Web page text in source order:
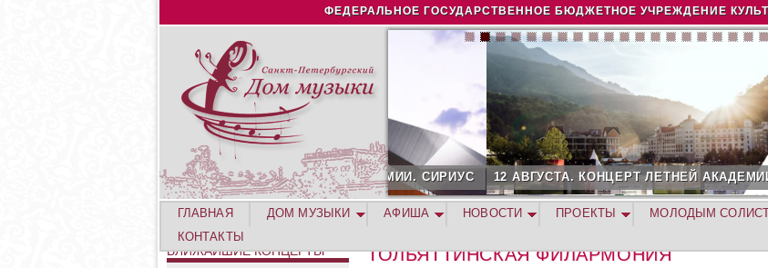
Jump to navigation
ФЕДЕРАЛЬНОЕ ГОСУДАРСТВЕННОЕ БЮДЖЕТНОЕ УЧРЕЖДЕНИЕ
12 АВГУСТА. КОНЦЕРТ ЛЕТНЕЙ АКАДЕМИИ. РОЗА ХУТОР
ТОЛЬЯТТИНСКАЯ ФИЛАРМОНИЯ
ГЛАВНАЯ ДОМ МУЗЫКИ АФИША НОВОСТИ ПРОЕКТЫ МОЛОДЫМ
КОНТАКТЫ
БЛИЖАЙШИЕ КОНЦЕРТЫ